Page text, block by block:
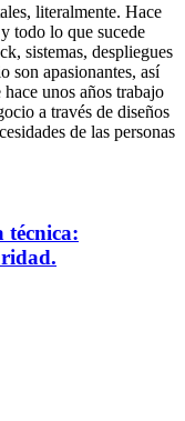
literalmente. Hace
todo lo que sucede
sistemas, despliegues
son apasionantes, así
unos años trabajo
a través de diseños
de las personas
técnica: